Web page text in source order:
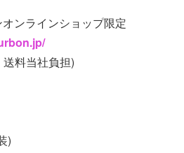
ンラインショップ限定
料当社負担)
)